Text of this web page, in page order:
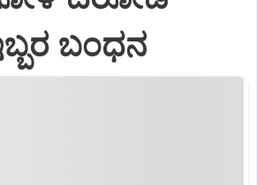
ಬಂಧನ